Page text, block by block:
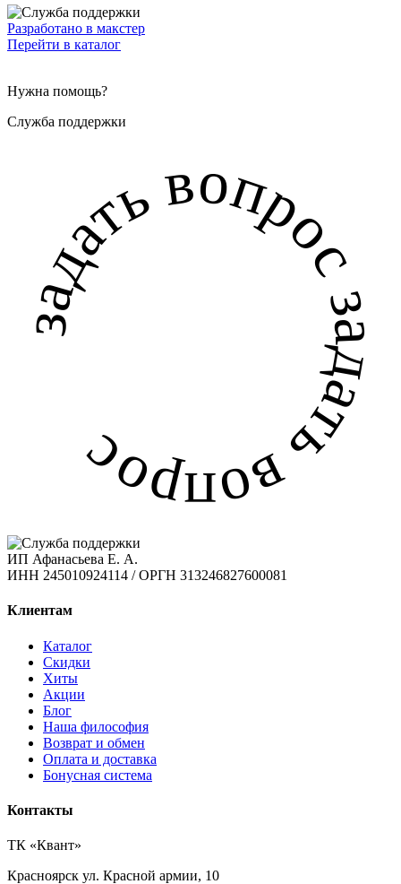
Разработано в макстер
Перейти в каталог
Нужна помощь?
Служба поддержки
задать вопрос задать вопрос
ИП Афанасьева Е. А.
ИНН 245010924114 / ОРГН 313246827600081
Клиентам
Каталог
Скидки
Хиты
Акции
Блог
Наша философия
Возврат и обмен
Оплата и доставка
Бонусная система
Контакты
ТК «Квант»
Красноярск ул. Красной армии, 10